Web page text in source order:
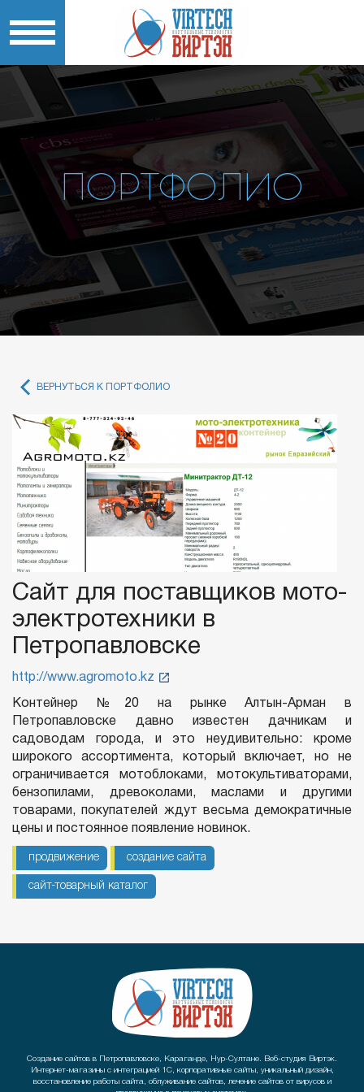
ПОРТФОЛИО
ВЕРНУТЬСЯ К ПОРТФОЛИО
Сайт для поставщиков мото-
электротехники в
Петропавловске
http://www.agromoto.kz
Контейнер №20 на рынке Алтын-Арман в
Петропавловске давно известен дачникам и
садоводам города, и это неудивительно: кроме
широкого ассортимента, который включает, но не
ограничивается мотоблоками, мотокультиваторами,
бензопилами, древоколами, маслами и другими
товарами, покупателей ждут весьма демократичные
цены и постоянное появление новинок.
продвижение создание сайта
сайт-товарный каталог
Создание сайтов в Петропавловске, Караганде, Нур-Султане. Веб-студия Виртэк.
Интернет-магазины с интеграцией 1С, корпоративные сайты, уникальный дизайн,
восстановление работы сайта, облуживание сайтов, лечение сайтов от вирусов и